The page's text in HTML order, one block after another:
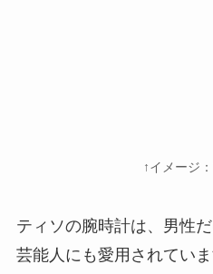
↑イメージ
ティソの腕時計は、男性
芸能人にも愛用されてい